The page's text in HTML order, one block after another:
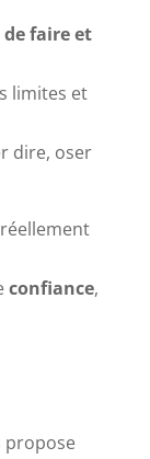
de faire et
limites et
dire, oser
confiance,
propose